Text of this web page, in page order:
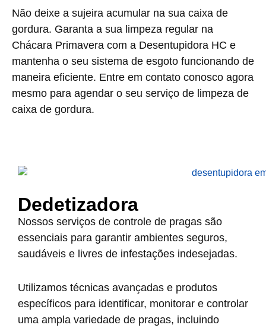
Não deixe a sujeira acumular na sua caixa de
gordura. Garanta a sua limpeza regular na
Chácara Primavera com a Desentupidora HC e
mantenha o seu sistema de esgoto funcionando de
maneira eficiente. Entre em contato conosco agora
mesmo para agendar o seu serviço de limpeza de
caixa de gordura.
Dedetizadora
Nossos serviços de controle de pragas são
essenciais para garantir ambientes seguros,
saudáveis e livres de infestações indesejadas.
Utilizamos técnicas avançadas e produtos
específicos para identificar, monitorar e controlar
uma ampla variedade de pragas, incluindo